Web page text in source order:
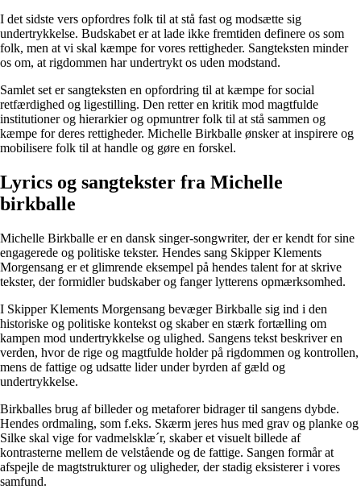
I det sidste vers opfordres folk til at stå fast og modsætte sig
undertrykkelse. Budskabet er at lade ikke fremtiden definere os som
folk, men at vi skal kæmpe for vores rettigheder. Sangteksten minder
os om, at rigdommen har undertrykt os uden modstand.
Samlet set er sangteksten en opfordring til at kæmpe for social
retfærdighed og ligestilling. Den retter en kritik mod magtfulde
institutioner og hierarkier og opmuntrer folk til at stå sammen og
kæmpe for deres rettigheder. Michelle Birkballe ønsker at inspirere og
mobilisere folk til at handle og gøre en forskel.
Lyrics og sangtekster fra Michelle
birkballe
Michelle Birkballe er en dansk singer-songwriter, der er kendt for sine
engagerede og politiske tekster. Hendes sang Skipper Klements
Morgensang er et glimrende eksempel på hendes talent for at skrive
tekster, der formidler budskaber og fanger lytterens opmærksomhed.
I Skipper Klements Morgensang bevæger Birkballe sig ind i den
historiske og politiske kontekst og skaber en stærk fortælling om
kampen mod undertrykkelse og ulighed. Sangens tekst beskriver en
verden, hvor de rige og magtfulde holder på rigdommen og kontrollen,
mens de fattige og udsatte lider under byrden af gæld og
undertrykkelse.
Birkballes brug af billeder og metaforer bidrager til sangens dybde.
Hendes ordmaling, som f.eks. Skærm jeres hus med grav og planke og
Silke skal vige for vadmelsklæ´r, skaber et visuelt billede af
kontrasterne mellem de velstående og de fattige. Sangen formår at
afspejle de magtstrukturer og uligheder, der stadig eksisterer i vores
samfund.